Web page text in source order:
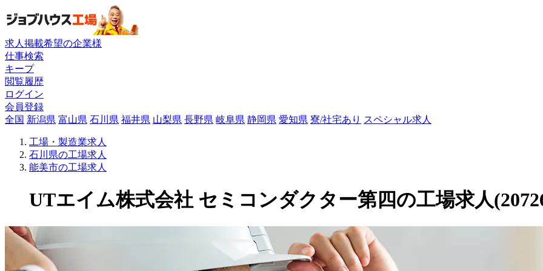
求人掲載希望の企業様
仕事検索
キープ
閲覧履歴
ログイン
会員登録
全国 新潟県 富山県 石川県 福井県 山梨県 長野県 岐阜県 静岡県 愛知県 寮/社宅あり スペシャル求人
工場・製造業求人
石川県の工場求人
能美市の工場求人
UTエイム株式会社 セミコンダクター第四の工場求人